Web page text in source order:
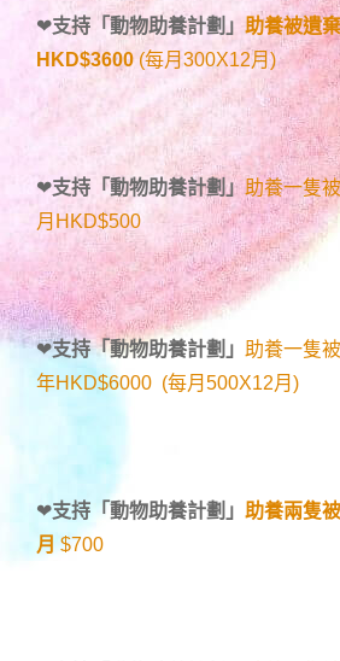
❤支持「動物助養計劃 」 助養被遺
HKD$3600 (每月300X12月)
❤支持「動物助養計劃 」助養一隻
月HKD$500
❤支持「動物助養計劃 」 助養一隻
年HKD$6000 (每月500X12月)
❤支持「動物助養計劃 」 助養兩隻
月 $700